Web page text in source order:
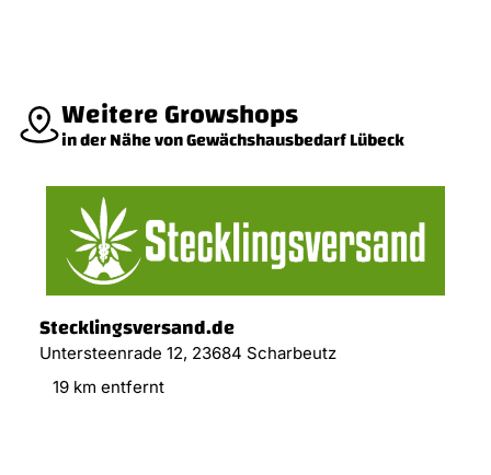
Weitere Growshops
in der Nähe von Gewächshausbedarf Lübeck
Stecklingsversand.de
Untersteenrade 12, 23684 Scharbeutz
19 km entfernt